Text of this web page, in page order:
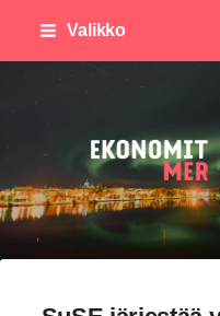
Siirry
Valikko